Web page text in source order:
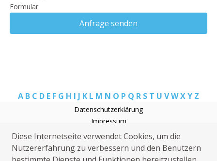
Formular
Anfrage senden
A B C D E F G H I J K L M N O P Q R S T U VWXY Z
Datenschutzerklärung
Impressum
Rohrreinigung Dörentrup
Heizungsnotdienst Dörentrup
Sanitärhilfe Dörentrup
Diese Internetseite verwendet Cookies, um die
Nutzererfahrung zu verbessern und den Benutzern